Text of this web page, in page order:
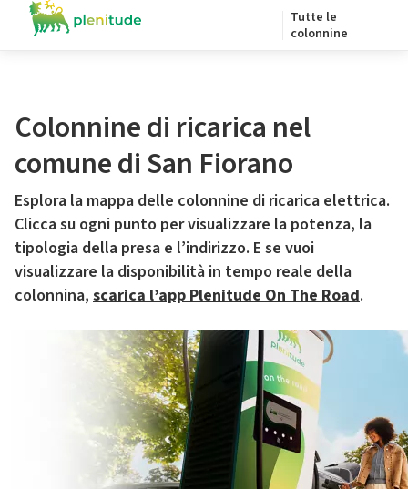
Tutte le
colonnine
Colonnine di ricarica nel
comune di San Fiorano
Esplora la mappa delle colonnine di ricarica elettrica.
Clicca su ogni punto per visualizzare la potenza, la
tipologia della presa e l’indirizzo. E se vuoi
visualizzare la disponibilità in tempo reale della
colonnina, scarica l’app Plenitude On The Road.